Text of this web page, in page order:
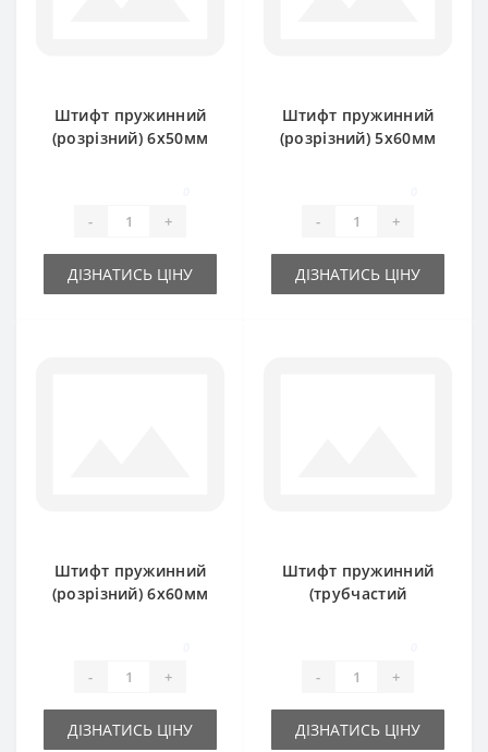
Штифт пружинний
(розрізний) 6х50мм
- +
ДІЗНАТИСЬ ЦІНУ
Штифт пружинний
(розрізний) 5х60мм
- +
ДІЗНАТИСЬ ЦІНУ
Штифт пружинний
(розрізний) 6х60мм
- +
ДІЗНАТИСЬ ЦІНУ
Штифт пружинний
(трубчастий
- +
ДІЗНАТИСЬ ЦІНУ